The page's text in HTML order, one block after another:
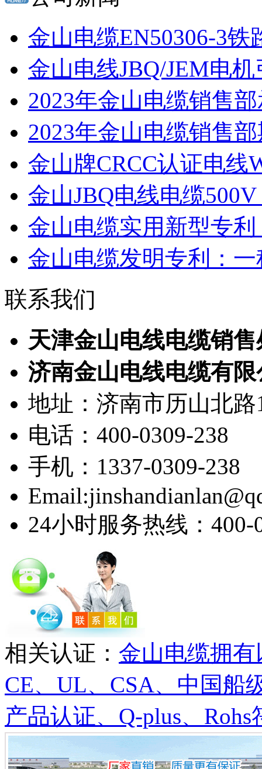
金山电缆EN50306-3铁
金山电线JBQ/JEM电
2023年金山电缆销售
2023年金山电缆销售
金山牌CRCC认证电线
金山JBQ电线电缆
金山电缆实用新型专
金山电缆发明专利：
联系我们
天津金山电线电缆销售
济南金山电线电缆有限
地址：济南市历山北路
电话：400-0309-238
手机：1337-0309-238
24小时服务热线：400-
相关认证： 金山电缆拥
CE、UL、CSA、中国船
产品认证、Q-plus、